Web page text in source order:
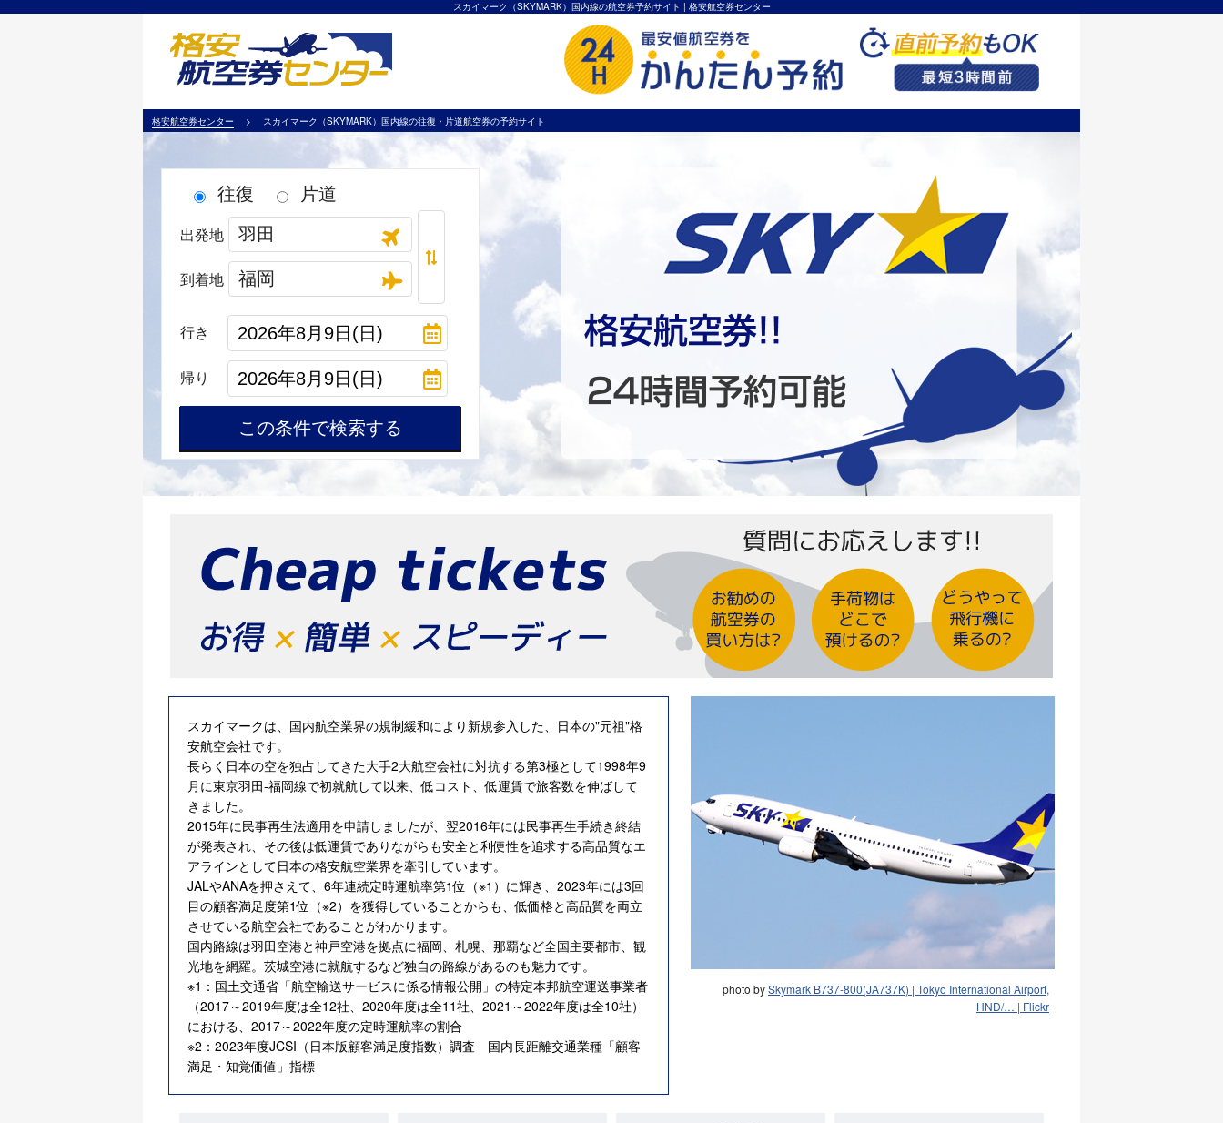
スカイマーク（SKYMARK）国内線の航空券予約サイト | 格安航空券センター
格安航空券センター スカイマーク（SKYMARK）国内線の往復・片道航空券の予約サイト
往復 片道
出発地
到着地
行き
帰り
スカイマークは、国内航空業界の規制緩和により新規参入した、日本の"元祖"格
安航空会社です。
長らく日本の空を独占してきた大手2大航空会社に対抗する第3極として1998年9
月に東京羽田-福岡線で初就航して以来、低コスト、低運賃で旅客数を伸ばして
きました。
2015年に民事再生法適用を申請しましたが、翌2016年には民事再生手続き終結
が発表され、その後は低運賃でありながらも安全と利便性を追求する高品質なエ
アラインとして日本の格安航空業界を牽引しています。
JALやANAを押さえて、6年連続定時運航率第1位（※1）に輝き、2023年には3回
目の顧客満足度第1位（※2）を獲得していることからも、低価格と高品質を両立
させている航空会社であることがわかります。
国内路線は羽田空港と神戸空港を拠点に福岡、札幌、那覇など全国主要都市、観
光地を網羅。茨城空港に就航するなど独自の路線があるのも魅力です。
※1：国土交通省「航空輸送サービスに係る情報公開」の特定本邦航空運送事業者
（2017～2019年度は全12社、2020年度は全11社、2021～2022年度は全10社）
における、2017～2022年度の定時運航率の割合
※2：2023年度JCSI（日本版顧客満足度指数）調査 国内長距離交通業種「顧客
満足・知覚価値」指標
photo bySkymark B737-800(JA737K) | Tokyo International Airport,
HND/… | Flickr